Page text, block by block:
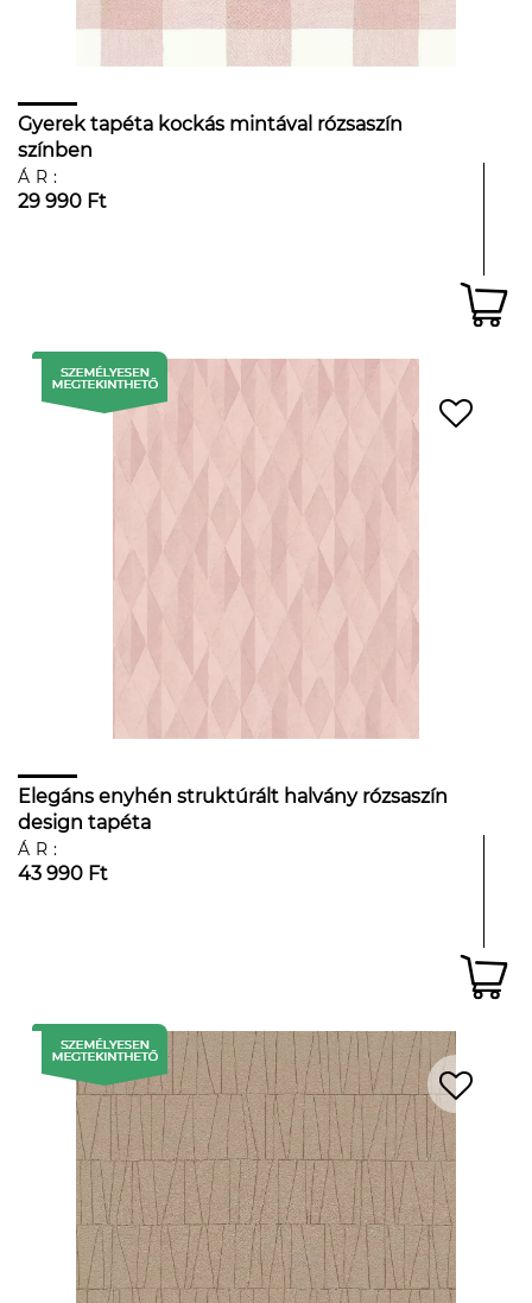
Gyerek tapéta kockás mintával rózsaszín
színben
ÁR:
29 990 Ft
Elegáns enyhén struktúrált halvány rózsaszín
design tapéta
ÁR:
43 990 Ft